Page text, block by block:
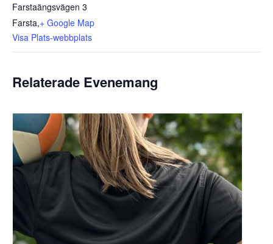
Farstaängsvägen 3
Farsta,+ Google Map
Visa Plats-webbplats
Relaterade Evenemang